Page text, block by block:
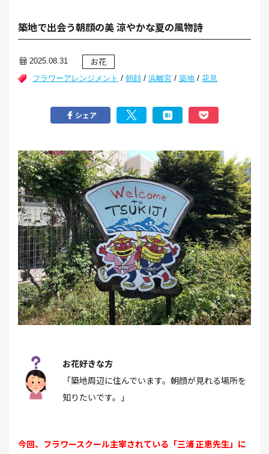
築地で出会う朝顔の美 涼やかな夏の風物詩
2025.08.31 お花
フラワーアレンジメント / 朝顔 / 浜離宮 / 築地 / 花見
シェア
お花好きな方
「築地周辺に住んでいます。朝顔が見れる場所を
知りたいです。」
今回、フラワースクール主宰されている「三浦 正恵先生」に